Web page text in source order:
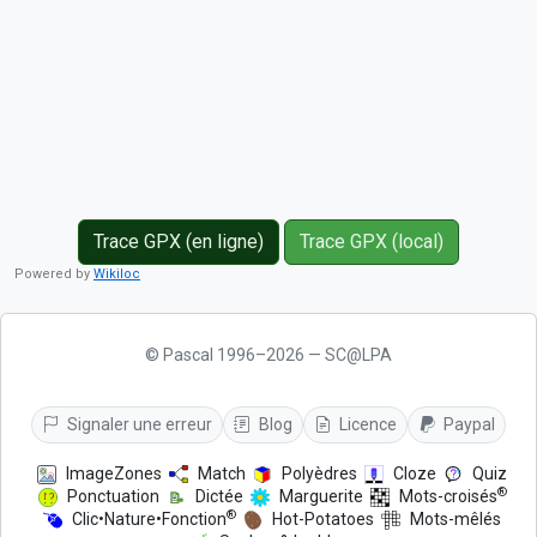
Trace GPX (en ligne) Trace GPX (local)
Powered by Wikiloc
© Pascal 1996–2026 — SC@LPA
Signaler une erreur Blog Licence Paypal
ImageZones Match Polyèdres Cloze
Quiz
Ponctuation
Dictée Marguerite Mots-croisés®
Clic•Nature•Fonction® Hot-Potatoes
Mots-mêlés